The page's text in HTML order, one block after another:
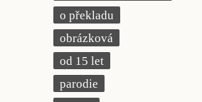
o překladu
obrázková
od 15 let
parodie